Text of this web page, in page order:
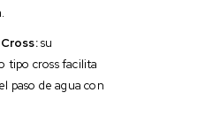
su
tipo cross facilita
paso de agua con